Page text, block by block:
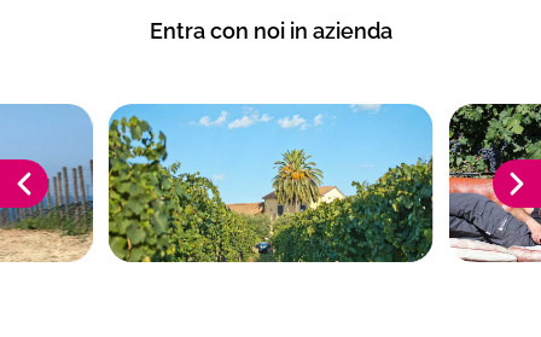
Entra con noi in azienda